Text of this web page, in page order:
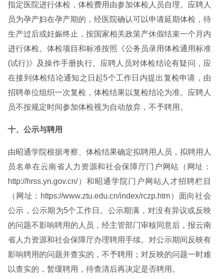
指定医院进行体检，体检费用由参加体检人员自理。应聘人
员为孕产妇在孕产期的，经医院确认可以申请延期体检，待
生产过后或妊娠终止，按国家相关政策产休假结束一个月内
进行体检。体检项目和标准按照《公务员录用体检通用标准
(试行)》及操作手册执行。应聘人员对体检结论有疑问，应
在接到体检结论通知之日起5个工作日内提出复检申请，由
招聘单位组织一次复检，体检结果以复检结论为准。应聘人
员不按规定时间参加体检视为自动放弃，不予聘用。
十、公示与聘用
由昭通学院根据考察、体检结果确定拟聘用人员，拟聘用人
员名单在云南省人力资源和社会保障厅门户网站（网址：
http://hrss.yn.gov.cn/）和昭通学院门户网站人才招聘栏目
（网址：https://www.ztu.edu.cn/index/rczp.htm）面向社会
公示，公示期为5个工作日。公示期满，对没有异议或反映
的问题不影响聘用的人员，经主管部门审核同意后，报云南
省人力资源和社会保障厅办理聘用手续。对公示期间反映有
影响聘用的问题并查实的，不予聘用；对反映的问题一时难
以查实的，暂缓聘用，待查清后再决定是否聘用。